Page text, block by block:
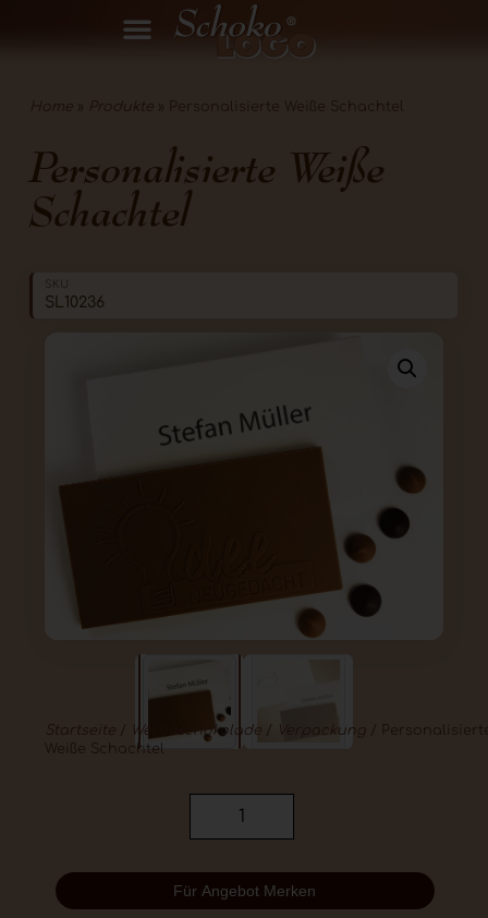
Home Produkte Personalisierte Weiße Schachtel
Personalisierte Weiße
Schachtel
SL10236
Startseite Werbeschokolade/ Verpackung
/
Weiße Schachtel
Für Angebot Merken